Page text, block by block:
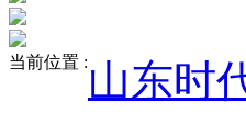
当前位置 : 山东时